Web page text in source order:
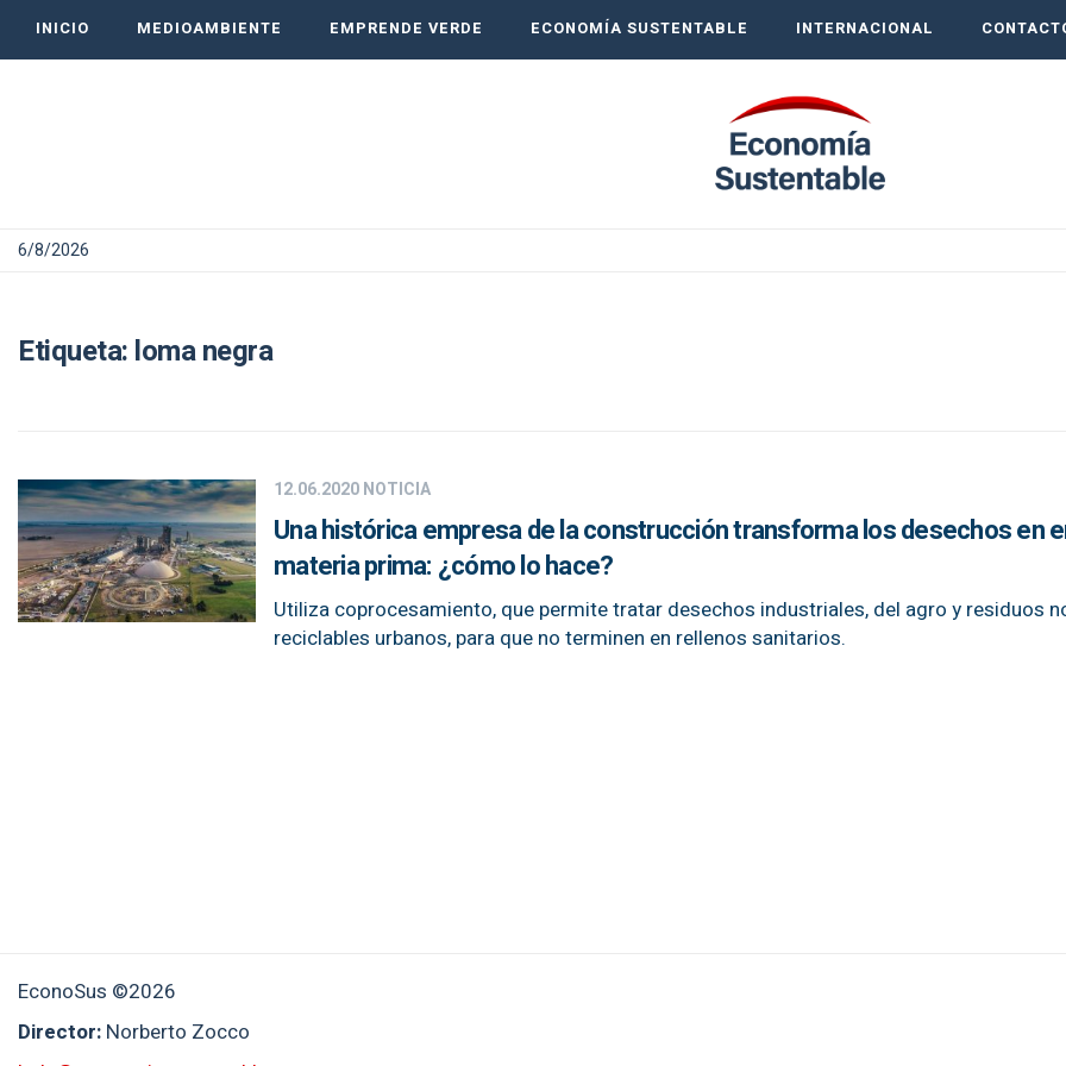
INICIO MEDIOAMBIENTE EMPRENDE VERDE ECONOMÍA SUSTENTABLE INTERNACIONAL
6/8/2026
Etiqueta: loma negra
12.06.2020NOTICIA
Una histórica empresa de la construcción transforma los desechos en
materia prima: ¿cómo lo hace?
Utiliza coprocesamiento, que permite tratar desechos industriales, del agro y residuos
reciclables urbanos, para que no terminen en rellenos sanitarios.
EconoSus ©2026
Director: Norberto Zocco